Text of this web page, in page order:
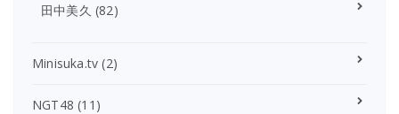
田中美久 (82)
Minisuka.tv (2)
NGT48 (11)